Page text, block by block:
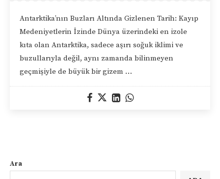
Antarktika’nın Buzları Altında Gizlenen Tarih: Kayıp
Medeniyetlerin İzinde Dünya üzerindeki en izole
kıta olan Antarktika, sadece aşırı soğuk iklimi ve
buzullarıyla değil, aynı zamanda bilinmeyen
geçmişiyle de büyük bir gizem …
Ara